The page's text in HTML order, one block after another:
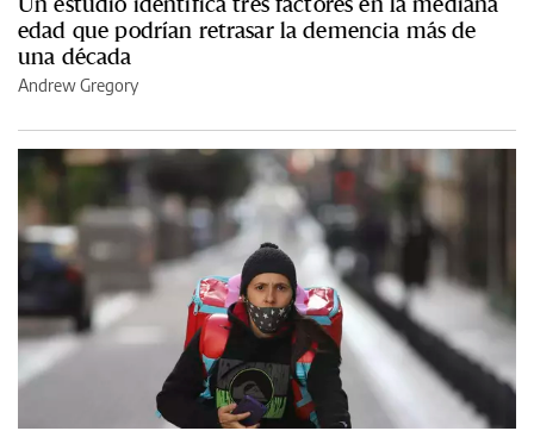
edad que podrían retrasar la demencia más de
una década
Andrew Gregory